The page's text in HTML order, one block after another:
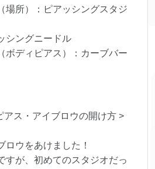
場所）：ピアッシングスタジ
シングニードル
ボディピアス）：カーブバー
ス・アイブロウの開け方 >
ロウをあけました！
すが、初めてのスタジオだっ